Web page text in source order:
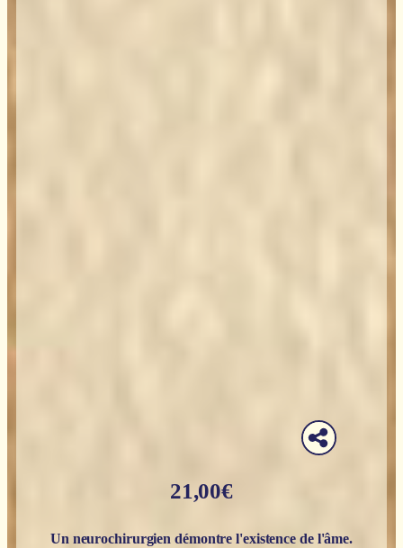
21,00€
Un neurochirurgien démontre l'existence de l'âme.